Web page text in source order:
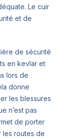
Le cuir
et de
de sécurité
en kevlar et
lors de
donne
les blessures
n’est pas
de porter
les routes de